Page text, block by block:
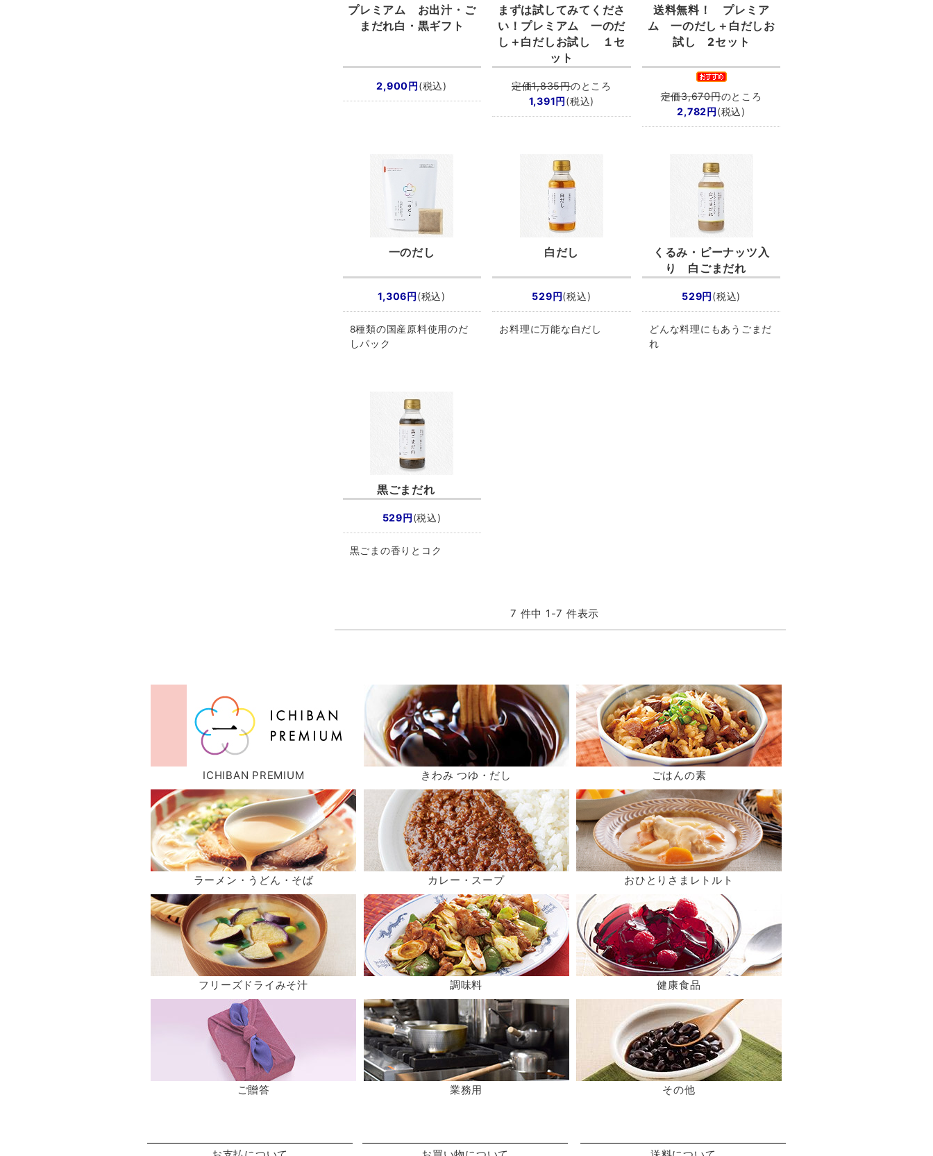
プレミアム お出汁・ご
まだれ白・黒ギフト
2,900円(税込)
まずは試してみてくださ
い！ プレミアム 一のだ
し＋白だしお試し １セ
ット
定価1,835円のところ
1,391円(税込)
送料無料！
プレミア
ム 一のだし＋白だしお
試し 2セット
定価3,670円のところ
2,782円(税込)
一のだし
1,306円(税込)
8種類の国産原料使用のだ
しパック
白だし
529円(税込)
お料理に万能な白だし
くるみ・ピーナッツ入
り 白ごまだれ
529円(税込)
どんな料理にもあうごまだ
れ
黒ごまだれ
529円(税込)
黒ごまの香りとコク
7 件中 1-7 件表示
ICHIBAN PREMIUM きわみ つゆ・だし ごはんの素
ラーメン・うどん・そば カレー・スープ おひとりさまレトルト
フリーズドライみそ汁 調味料 健康食品
ご贈答 業務用 その他